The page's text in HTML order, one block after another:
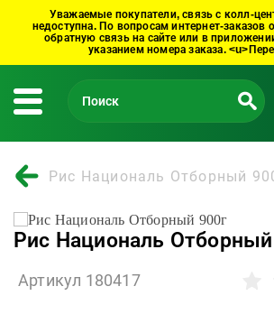
Уважаемые покупатели, связь с колл-
недоступна. По вопросам интернет-заказов
обратную связь на сайте или в
указанием номера заказа.
Рис Националь Отборный
Рис Националь Отборный
Артикул 180417